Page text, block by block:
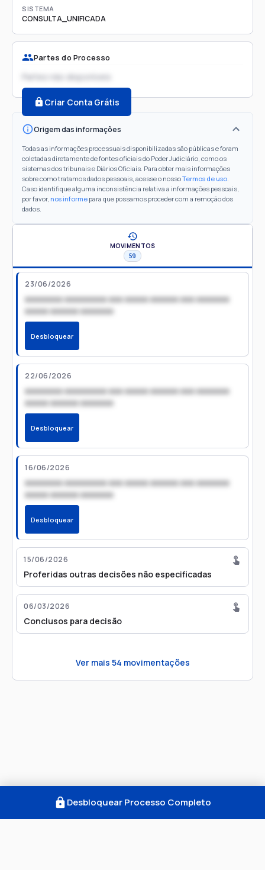
SISTEMA
CONSULTA_UNIFICADA
Partes do Processo
Partes não disponíveis
Criar Conta Grátis
Origem das informações
Todas as informações processuais disponibilizadas são públicas e foram
coletadas diretamente de fontes oficiais do Poder Judiciário, como os
sistemas dos tribunais e Diários Oficiais. Para obter mais informações
sobre como tratamos dados pessoais, acesse o nossoTermos de uso.
Caso identifique alguma inconsistência relativa a informações pessoais,
por favor, nos informe para que possamos proceder com a remoção dos
dados.
MOVIMENTOS
59
23/06/2026
xxxxxxxx xxxxxxxxx xxx xxxxx xxxxxx xxx xxxxxxx
xxxxx xxxxxx xxxxxxx
Desbloquear
22/06/2026
xxxxxxxx xxxxxxxxx xxx xxxxx xxxxxx xxx xxxxxxx
xxxxx xxxxxx xxxxxxx
Desbloquear
16/06/2026
xxxxxxxx xxxxxxxxx xxx xxxxx xxxxxx xxx xxxxxxx
xxxxx xxxxxx xxxxxxx
Desbloquear
15/06/2026
Proferidas outras decisões não especificadas
06/03/2026
Conclusos para decisão
Ver mais 54 movimentações
Desbloquear Processo Completo